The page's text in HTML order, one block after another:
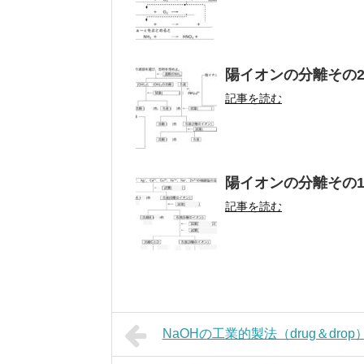
陽イオンの分離その2
記事を読む
陽イオンの分離その1
記事を読む
NaOHの工業的製法（drug＆drop）